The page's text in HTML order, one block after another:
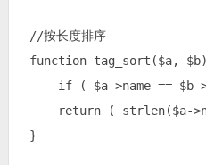
//按长度排序
function tag_sort($a,
if ( $a->name == $b-
return ( strlen($a-
}